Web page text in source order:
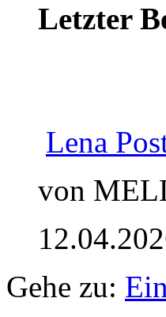
Letzter
Lena
von
Gehe zu: